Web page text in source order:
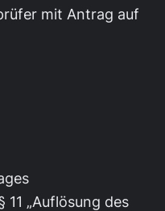
mit Antrag auf
11 „Auflösung des